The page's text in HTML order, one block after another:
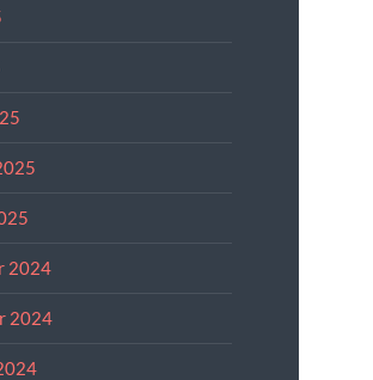
2024
2024